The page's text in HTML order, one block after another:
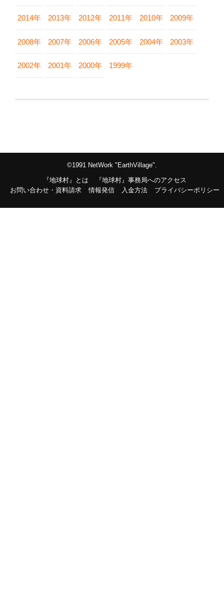
2014年 2013年 2012年 2011年 2010年 2009年
2008年 2007年 2006年 2005年 2004年 2003年
2002年 2001年 2000年 1999年
©1991 NetWork "EarthVillage".
『地球村』とは
『地球村』事務局へのアクセス
お問い合わせ・資料請求
情報発信 入金方法 プライバシーポリシー